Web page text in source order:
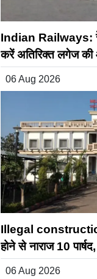
Indian Railways:
करें अतिरिक्त लगेज की
सुविधा रेलवे में भी शुरू
06 Aug 2026
Illegal construction:
होने से नाराज 10
प्रदर्शन की चेतावनी।
06 Aug 2026